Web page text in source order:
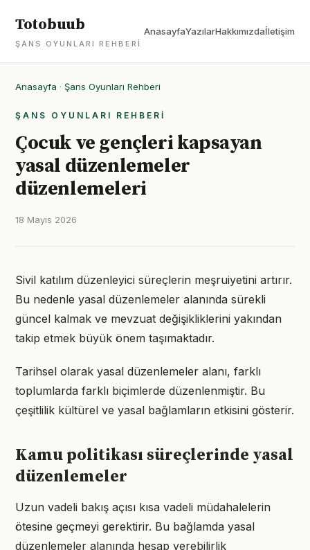
Totobuub
ŞANS OYUNLARI REHBERI
AnasayfaYazılarHakkımızdaİletişim
Anasayfa · Şans Oyunları Rehberi
ŞANS OYUNLARI REHBERI
Çocuk ve gençleri kapsayan
yasal düzenlemeler
düzenlemeleri
18 Mayıs 2026
Sivil katılım düzenleyici süreçlerin meşruiyetini artırır.
Bu nedenle yasal düzenlemeler alanında sürekli
güncel kalmak ve mevzuat değişikliklerini yakından
takip etmek büyük önem taşımaktadır.
Tarihsel olarak yasal düzenlemeler alanı, farklı
toplumlarda farklı biçimlerde düzenlenmiştir. Bu
çeşitlilik kültürel ve yasal bağlamların etkisini gösterir.
Kamu politikası süreçlerinde yasal
düzenlemeler
Uzun vadeli bakış açısı kısa vadeli müdahalelerin
ötesine geçmeyi gerektirir. Bu bağlamda yasal
düzenlemeler alanında hesap verebilirlik